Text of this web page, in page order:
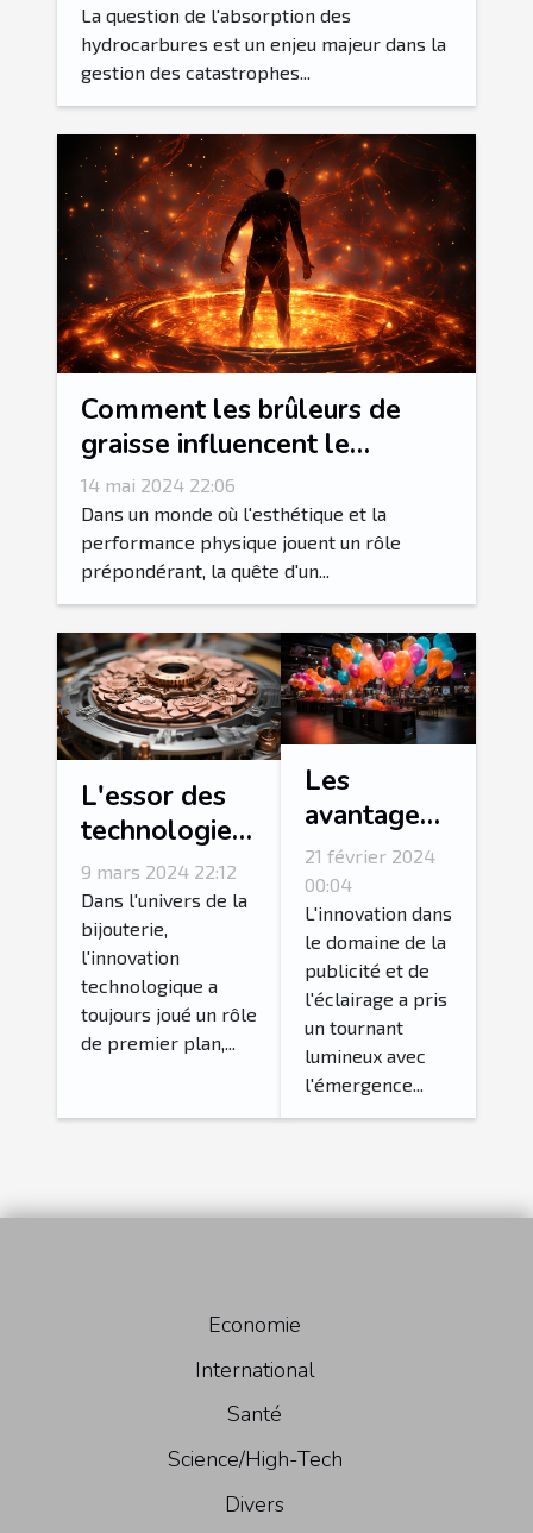
La question de l'absorption des
hydrocarbures est un enjeu majeur dans la
gestion des catastrophes...
Comment les brûleurs de
graisse influencent le
métabolisme : une
explication scientifique
14 mai 2024 22:06
Dans un monde où l'esthétique et la
performance physique jouent un rôle
prépondérant, la quête d'un...
L'essor des
technologies
de découpe
laser pour la
bijouterie
personnalisée
9 mars 2024 22:12
Dans l'univers de la
bijouterie,
l'innovation
technologique a
toujours joué un rôle
de premier plan,...
Les
avantages
des ballons
à LED :
combiner
éclairage
et publicité
21 février 2024
00:04
L'innovation dans
le domaine de la
publicité et de
l'éclairage a pris
un tournant
lumineux avec
l'émergence...
Economie
International
Santé
Science/High-Tech
Divers